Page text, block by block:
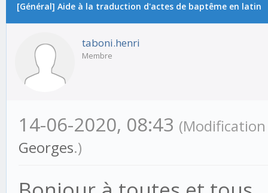
[Général] Aide à la traduction d'actes de baptême en latin
taboni.henri
Membre
14-06-2020, 08:43
Georges.)